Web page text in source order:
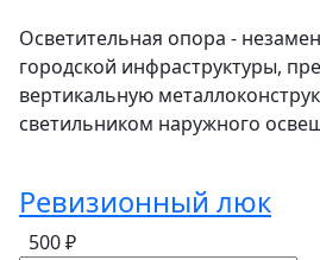
Осветительная опора -
городской инфраструктуры,
вертикальную
светильником наружного
Ревизионный люк
500 ₽